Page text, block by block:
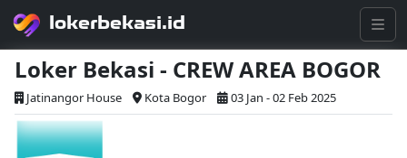
lokerbekasi.id
Loker Bekasi - CREW AREA BOGOR
Jatinangor House Kota Bogor 03 Jan - 02 Feb 2025